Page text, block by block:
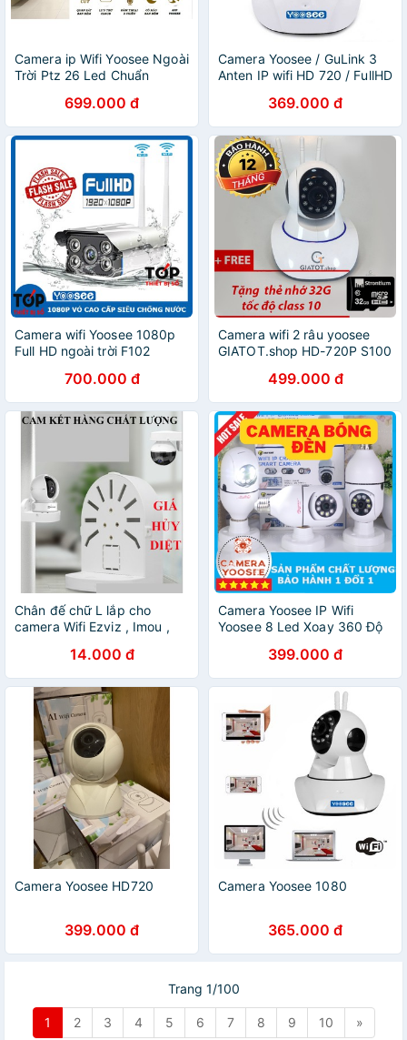
Camera ip Wifi Yoosee Ngoài
Trời Ptz 26 Led Chuẩn
699.000 đ
Camera Yoosee / GuLink 3
Anten IP wifi HD 720 / FullHD
369.000 đ
Camera wifi Yoosee 1080p
Full HD ngoài trời F102
700.000 đ
Camera wifi 2 râu yoosee
GIATOT.shop HD-720P S100
499.000 đ
Chân đế chữ L lắp cho
camera Wifi Ezviz , Imou ,
Hikvison, Dahua
14.000 đ
Camera Yoosee IP Wifi
Yoosee 8 Led Xoay 360 Độ
Bóng Đèn dòng 220V
399.000 đ
Camera Yoosee HD720
399.000 đ
Camera Yoosee 1080
365.000 đ
Trang 1/100
1 2 3 4 5 6 7 8 9 10 »